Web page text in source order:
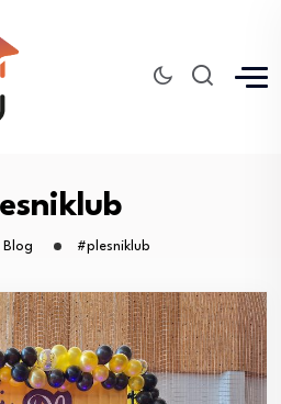
Blog #plesniklub